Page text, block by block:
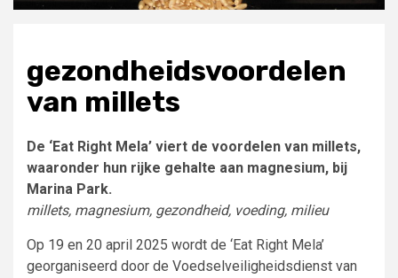
gezondheidsvoordelen
van millets
De ‘Eat Right Mela’ viert de voordelen van millets,
waaronder hun rijke gehalte aan magnesium, bij
Marina Park.
millets, magnesium, gezondheid, voeding, milieu
Op 19 en 20 april 2025 wordt de ‘Eat Right Mela’
georganiseerd door de Voedselveiligheidsdienst van